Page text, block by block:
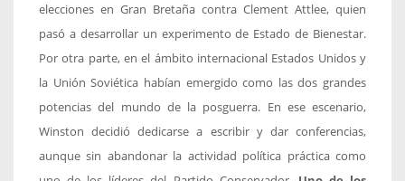
elecciones en Gran Bretaña contra Clement Attlee, quien
pasó a desarrollar un experimento de Estado de Bienestar.
Por otra parte, en el ámbito internacional Estados Unidos y
la Unión Soviética habían emergido como las dos grandes
potencias del mundo de la posguerra. En ese escenario,
Winston decidió dedicarse a escribir y dar conferencias,
aunque sin abandonar la actividad política práctica como